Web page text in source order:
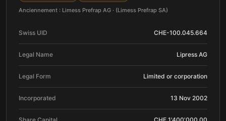
Anciennement : Limess Prefrap AG · (Limess Prefrap SA)
Swiss UID CHE-100.045.664
Legal Name Lipress AG
Legal Form Limited or corporation
Incorporated 13 Nov 2002